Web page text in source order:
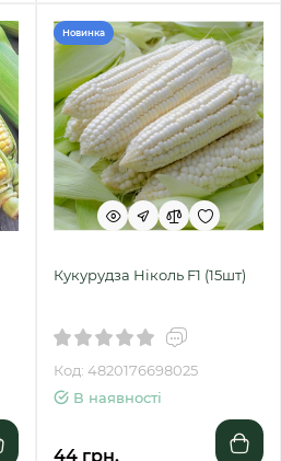
Новинка
Кукурудза Ніколь F1 (15шт)
Код: 4820176698025
В наявності
44 грн.